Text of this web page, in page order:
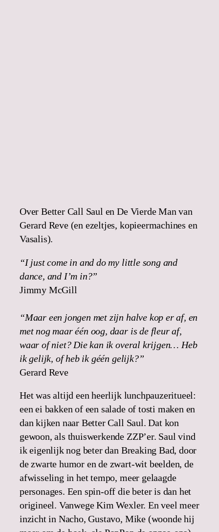
Over Better Call Saul en De Vierde Man van
Gerard Reve (en ezeltjes, kopieermachines en
Vasalis).
“I just come in and do my little song and
dance, and I’m in?”
Jimmy McGill
“Maar een jongen met zijn halve kop er af, en
met nog maar één oog, daar is de fleur af,
waar of niet? Die kan ik overal krijgen… Heb
ik gelijk, of heb ik géén gelijk?”
Gerard Reve
Het was altijd een heerlijk lunchpauzeritueel:
een ei bakken of een salade of tosti maken en
dan kijken naar Better Call Saul. Dat kon
gewoon, als thuiswerkende ZZP’er. Saul vind
ik eigenlijk nog beter dan Breaking Bad, door
de zwarte humor en de zwart-wit beelden, de
afwisseling in het tempo, meer gelaagde
personages. Een spin-off die beter is dan het
origineel. Vanwege Kim Wexler. En veel meer
inzicht in Nacho, Gustavo, Mike (woonde hij